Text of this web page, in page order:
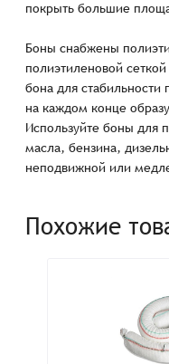
покрыть большие
Боны снабжены
полиэтиленовой
бона для
на каждом конце
Используйте боны для
масла, бензина,
неподвижной или
Похожие